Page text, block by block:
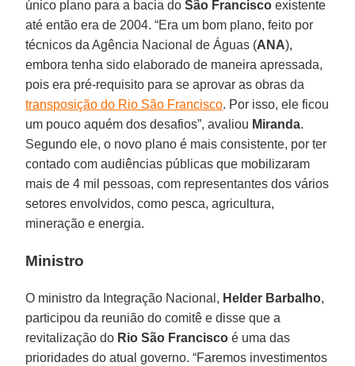
único plano para a bacia doSão Francisco existente
até então era de 2004. “Era um bom plano, feito por
técnicos da Agência Nacional de Águas (ANA),
embora tenha sido elaborado de maneira apressada,
pois era pré-requisito para se aprovar as obras da
transposição do Rio São Francisco. Por isso, ele ficou
um pouco aquém dos desafios”, avaliou Miranda.
Segundo ele, o novo plano é mais consistente, por ter
contado com audiências públicas que mobilizaram
mais de 4 mil pessoas, com representantes dos vários
setores envolvidos, como pesca, agricultura,
mineração e energia.
Ministro
O ministro da Integração Nacional, Helder Barbalho,
participou da reunião do comitê e disse que a
revitalização do Rio São Francisco é uma das
prioridades do atual governo. “Faremos investimentos